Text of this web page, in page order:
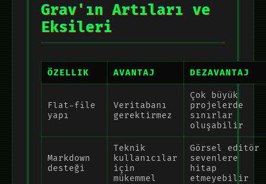
Grav'ın Artıları ve
Eksileri
ÖZELLIK AVANTAJ DEZAVANTAJ
Flat-file
yapı
Veritabanı
gerektirmez
Çok büyük
projelerde
sınırlar
oluşabilir
Markdown
desteği
Teknik
kullanıcılar
için
mükemmel
Görsel editör
sevenlere
hitap
etmeyebilir